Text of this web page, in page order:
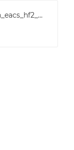
electrolux_manual_fusion_eacs_hf2_n3